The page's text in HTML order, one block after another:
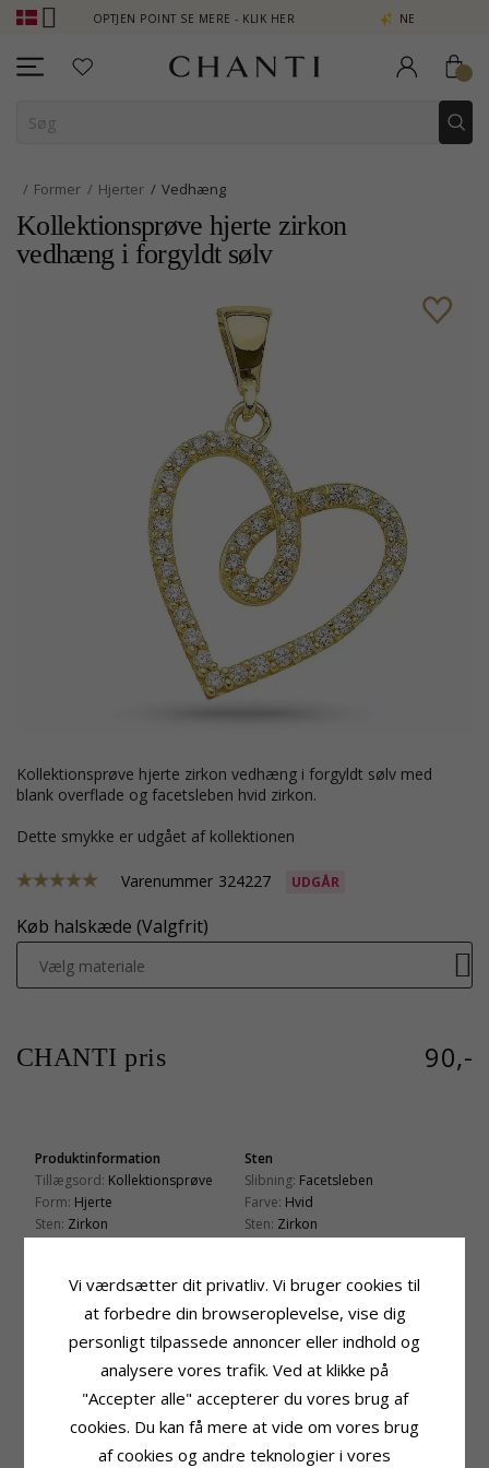
- OPTJEN POINT SE MERE - KLIK HER NEW COLLECTION | AURA
Former Hjerter Vedhæng
Kollektionsprøve hjerte zirkon
vedhæng i forgyldt sølv
Kollektionsprøve hjerte zirkon vedhæng i forgyldt sølv med
blank overflade og facetsleben hvid zirkon.
Dette smykke er udgået af kollektionen
Varenummer 324227 UDGÅR
Køb halskæde (Valgfrit)
Vælg materiale
CHANTI pris 90,-
Produktinformation
Tillægsord: Kollektionsprøve
Form: Hjerte
Sten: Zirkon
Overflade:Blank
Sten
Slibning: Facetsleben
Farve: Hvid
Sten: Zirkon
Højde: 23,0 mm
15,0 mm
Leveringstid
Leveringstid:
2-3 Hverdage
Passer Til Guldkæder Med Bredde
Venezia Max: 1,3 mm
KUNDER DER HAR KØBT DENNE HAR
OGSÁ KØBT
Vi værdsætter dit privatliv. Vi bruger cookies til
at forbedre din browseroplevelse, vise dig
personligt tilpassede annoncer eller indhold og
analysere vores trafik. Ved at klikke på
"Accepter alle" accepterer du vores brug af
cookies. Du kan få mere at vide om vores brug
af cookies og andre teknologier i vores